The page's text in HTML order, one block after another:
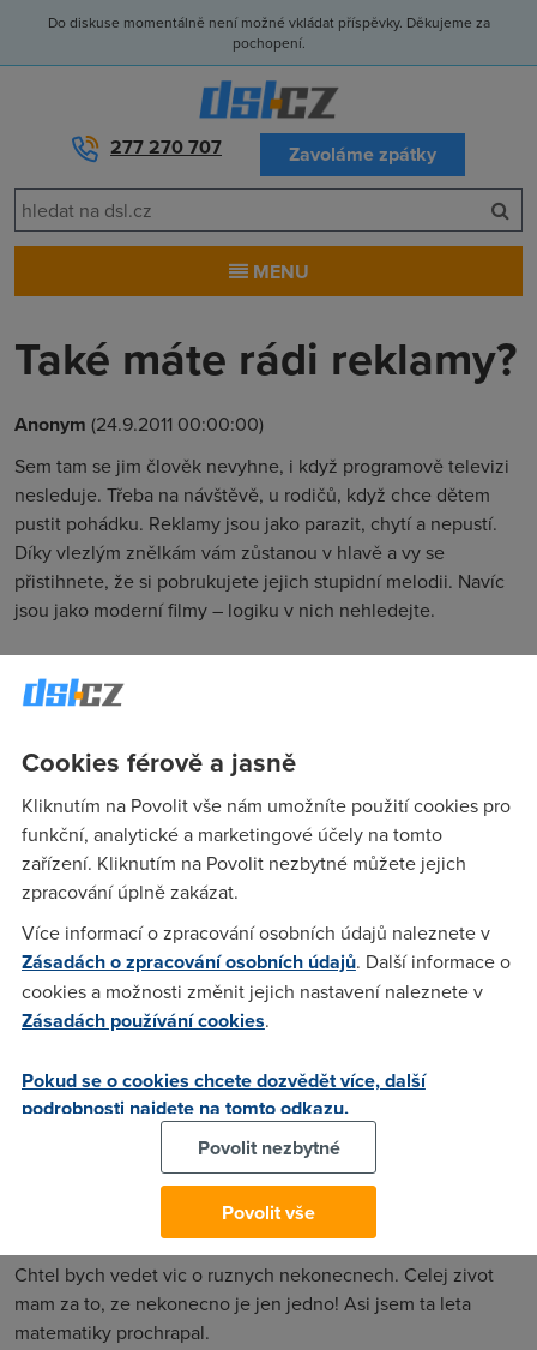
Do diskuse momentálně není možné vkládat příspěvky. Děkujeme za
pochopení.
277 270 707 Zavoláme zpátky
MENU
Také máte rádi reklamy?
Anonym (24.9.2011 00:00:00)
Sem tam se jim člověk nevyhne, i když programově televizi
nesleduje. Třeba na návštěvě, u rodičů, když chce dětem
pustit pohádku. Reklamy jsou jako parazit, chytí a nepustí.
Díky vlezlým znělkám vám zůstanou v hlavě a vy se
přistihnete, že si pobrukujete jejich stupidní melodii. Navíc
jsou jako moderní filmy – logiku v nich nehledejte.
Dreit(24.9.2011 10:21:28)
Tom Rektoříků (24.9.2011 10:56:50)
Úplně si mne tím svým článkem navnadil na výborný seriál
Mad Men. Těším se, až vyjde nová serie. Aneb reklamáci
FTW. Ale jinak některé reklamy jsou zábavné. Dají se počítat
i za umělecké díla. Hlavně ty 5 minutové reklamní spoty, co
se nedostanou do televize.
S celym clankem souhlasim a dobre jsem se pobavil. Jen
jedna poznamka...i nekonecna jsou ruzne velke a lze je
(3.10.2011 18:03:33)
Chtel bych vedet vic o ruznych nekonecnech. Celej zivot
mam za to, ze nekonecno je jen jedno! Asi jsem ta leta
matematiky prochrapal.
Cookies férově a jasně
Kliknutím na Povolit vše nám umožníte použití cookies pro
funkční, analytické a marketingové účely na tomto
zařízení. Kliknutím na Povolit nezbytné můžete jejich
zpracování úplně zakázat.
Více informací o zpracování osobních údajů naleznete v
Zásadách o zpracování osobních údajů. Další informace o
cookies a možnosti změnit jejich nastavení naleznete v
Zásadách používání cookies.
Pokud se o cookies chcete dozvědět více, další
podrobnosti najdete na tomto odkazu.
Povolit nezbytné
Povolit vše